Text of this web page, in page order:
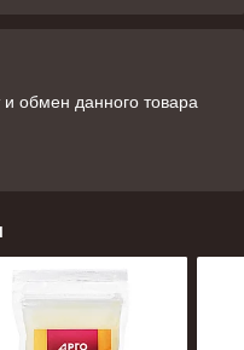
обмен данного товара